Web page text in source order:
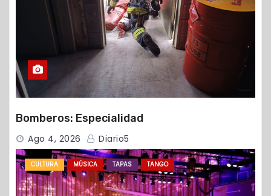
Bomberos: Especialidad
Ago 4, 2026 Diario5
CULTURA MÚSICA TAPAS TANGO